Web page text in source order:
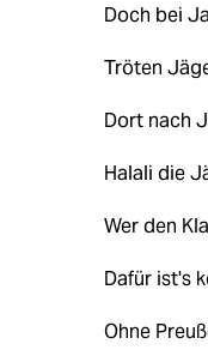
Doch bei
Tröten
Dort nach
Halali die
Wer den
Dafür ist's
Ohne